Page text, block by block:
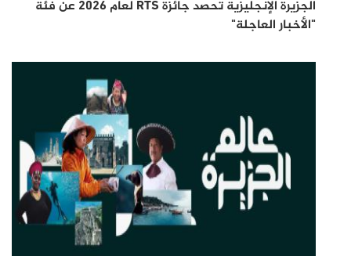
الجزيرة الإنجليزية تحصد جائزة RTS لعام 2026 عن فئة
"الأخبار العاجلة"